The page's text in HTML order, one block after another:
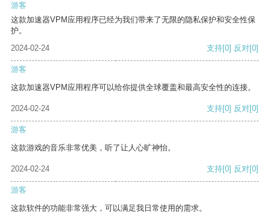
游客
这款加速器VPM应用程序已经为我们带来了无限的隐私保护和安全性保
护。
2024-02-24
支持[0] 反对[0]
游客
这款加速器VPM应用程序可以给你提供全球覆盖和最高安全性的连接。
2024-02-24 支持[0] 反对[0]
游客
这款游戏的音乐非常优美，听了让人心旷神怡。
2024-02-24 支持[0] 反对[0]
游客
这款软件的功能非常强大，可以满足我日常使用的需求。